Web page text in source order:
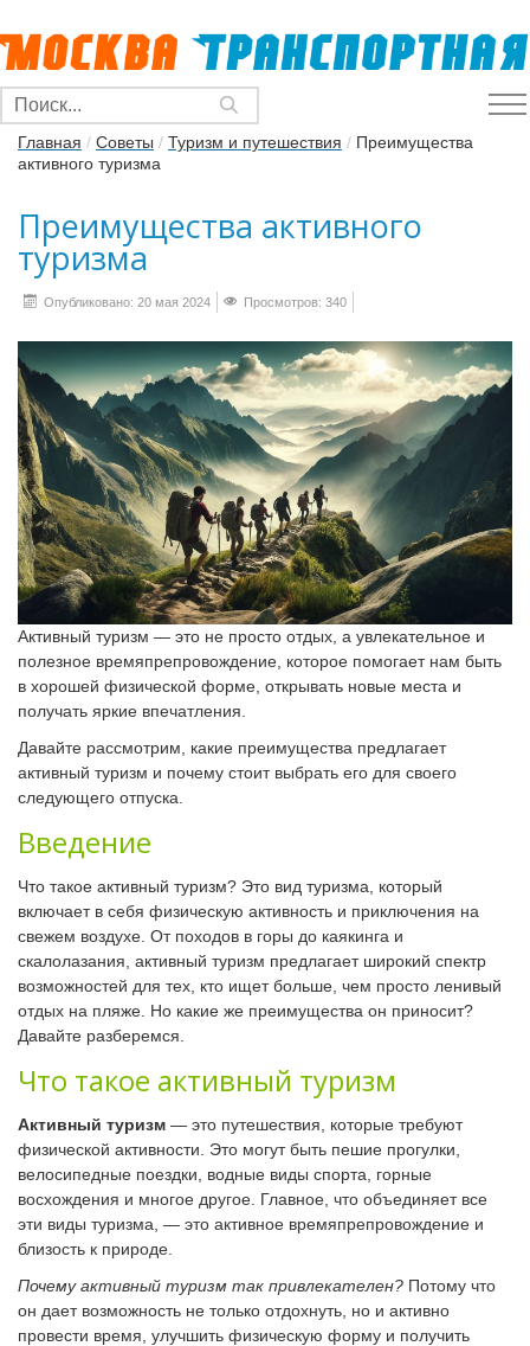
Главная / Советы / Туризм и путешествия / Преимущества
активного туризма
Преимущества активного
туризма
Опубликовано: 20 мая 2024 Просмотров: 340
Активный туризм — это не просто отдых, а увлекательное и
полезное времяпрепровождение, которое помогает нам быть
в хорошей физической форме, открывать новые места и
получать яркие впечатления.
Давайте рассмотрим, какие преимущества предлагает
активный туризм и почему стоит выбрать его для своего
следующего отпуска.
Введение
Что такое активный туризм? Это вид туризма, который
включает в себя физическую активность и приключения на
свежем воздухе. От походов в горы до каякинга и
скалолазания, активный туризм предлагает широкий спектр
возможностей для тех, кто ищет больше, чем просто ленивый
отдых на пляже. Но какие же преимущества он приносит?
Давайте разберемся.
Что такое активный туризм
Активный туризм — это путешествия, которые требуют
физической активности. Это могут быть пешие прогулки,
велосипедные поездки, водные виды спорта, горные
восхождения и многое другое. Главное, что объединяет все
эти виды туризма, — это активное времяпрепровождение и
близость к природе.
Почему активный туризм так привлекателен? Потому что
он дает возможность не только отдохнуть, но и активно
провести время, улучшить физическую форму и получить